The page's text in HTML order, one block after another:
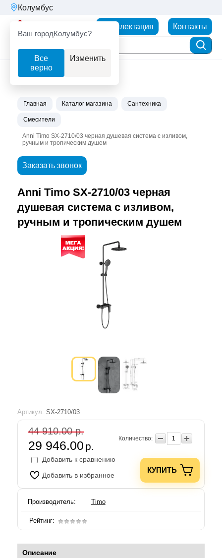
Колумбус
Ваш городКолумбус?
Все
верно
Изменить
Комплектация Контакты
Главная Каталог магазина Сантехника
Смесители
Anni Timo SX-2710/03 черная душевая система с изливом,
ручным и тропическим душем
Заказать звонок
Anni Timo SX-2710/03 черная
душевая система с изливом,
ручным и тропическим душем
Артикул: SX-2710/03
44 910.00 р.
29 946.00 р.
Количество:
Добавить к сравнению
Добавить в избранное
КУПИТЬ
Производитель: Timo
Рейтинг:
Описание